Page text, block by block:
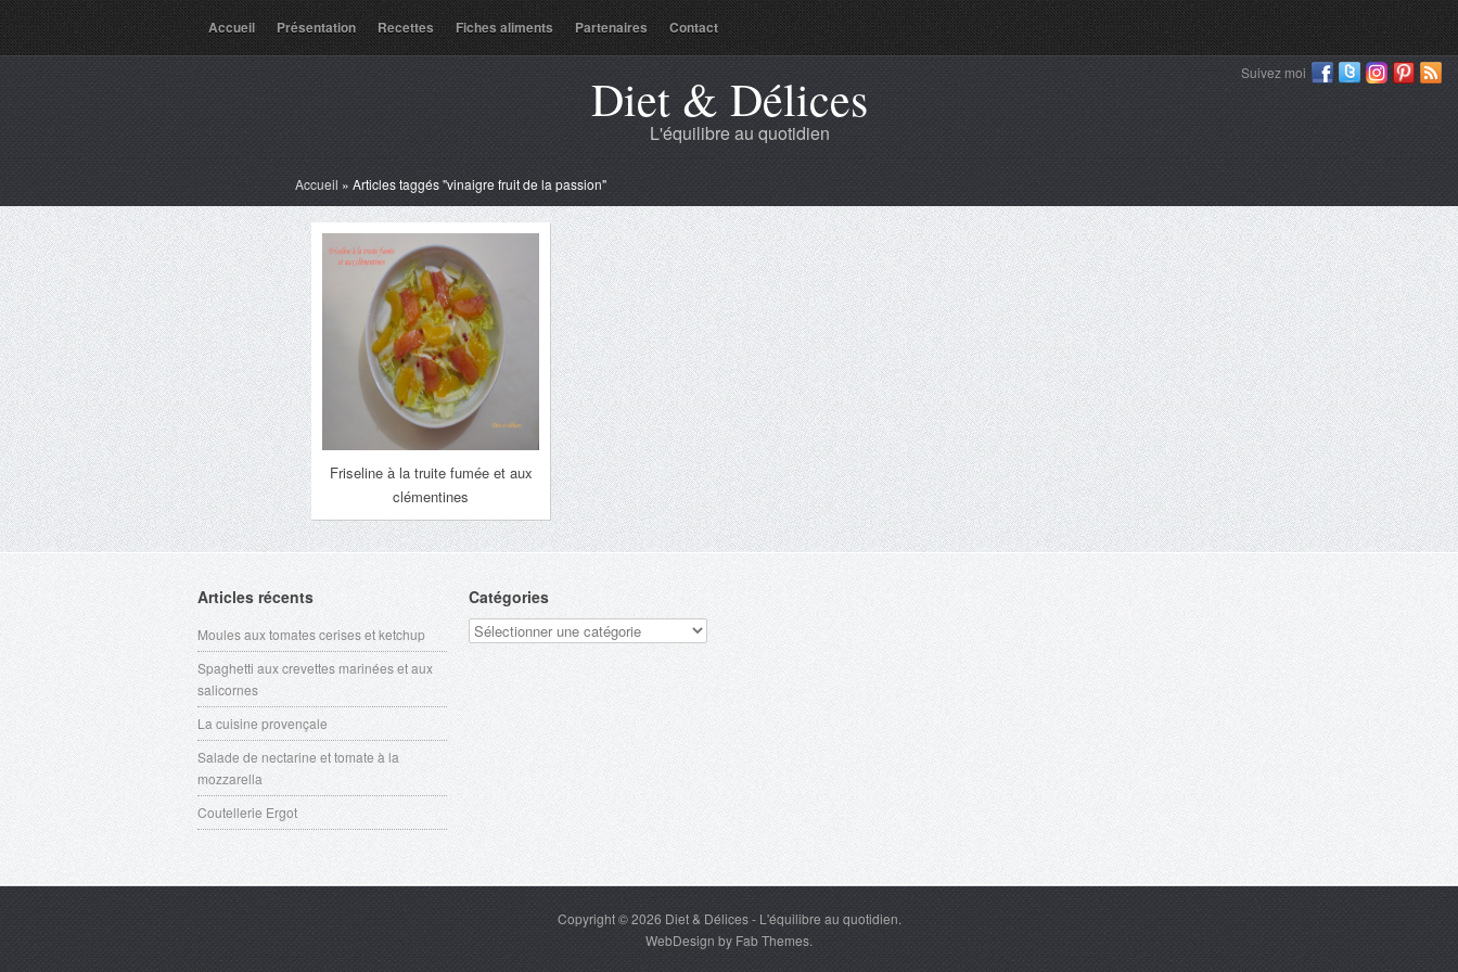
Accueil Présentation Recettes Fiches aliments Partenaires Contact
Suivez moi
Diet & Délices
L'équilibre au quotidien
Accueil » Articles taggés "vinaigre fruit de la passion"
Friseline à la truite fumée et aux
clémentines
Articles récents
Moules aux tomates cerises et ketchup
Spaghetti aux crevettes marinées et aux
salicornes
La cuisine provençale
Salade de nectarine et tomate à la
mozzarella
Coutellerie Ergot
Catégories
Catégories
Copyright © 2026 Diet & Délices- L'équilibre au quotidien.
WebDesign by Fab Themes.